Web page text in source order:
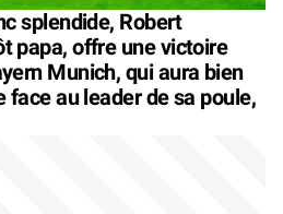
splendide, Robert
papa, offre une victoire
Munich, qui aura bien
au leader de sa poule,